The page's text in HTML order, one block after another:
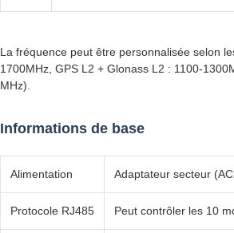
La fréquence peut être personnalisée selon
1700MHz, GPS L2 + Glonass L2 : 1100-
MHz).
Informations de base
Alimentation Adaptateur secteur
Protocole RJ485 Peut contrôler les 10